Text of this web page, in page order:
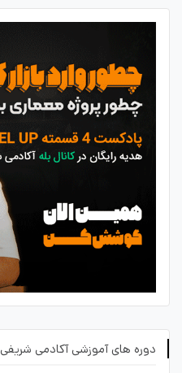
دوره های آموزشی آکادمی شریفی